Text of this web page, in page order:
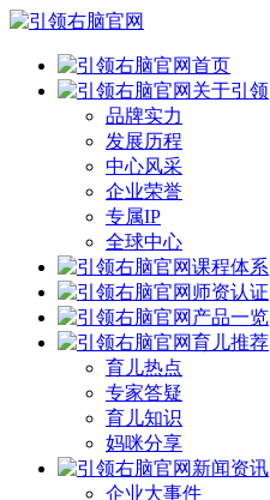
首页
关于引领
品牌实力
发展历程
中心风采
企业荣誉
专属IP
全球中心
课程体系
师资认证
产品一览
育儿推荐
育儿热点
专家答疑
育儿知识
妈咪分享
新闻资讯
企业大事件